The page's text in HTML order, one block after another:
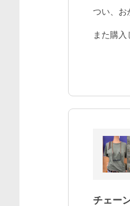
つい、お
また購入
チェー